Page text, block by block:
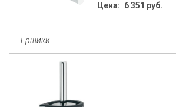
Цена: 6 351 руб.
Ершики